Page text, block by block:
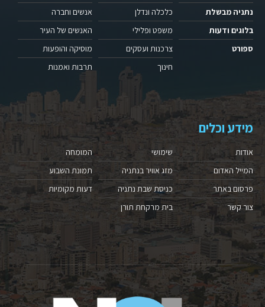
נתניה מבשלת
בלוגים ודעות
ספורט
כלכלה ונדלן
משפט ופלילי
צרכנות ועסקים
חינוך
אנשים וחברה
האנשים של העיר
מוסיקה והופעות
תרבות ואמנות
מידע וכלים
אודות
המייל האדום
פרסום באתר
צור קשר
שימושי
מזג אוויר בנתניה
כניסת שבת נתניה
בית מרקחת תורן
המומחה
תמונת השבוע
דעות מקומיות